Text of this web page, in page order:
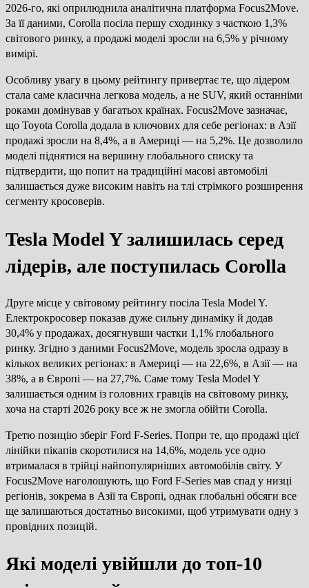
2026-го, які оприлюднила аналітична платформа Focus2Move.
За її даними, Corolla посіла першу сходинку з часткою 1,3%
світового ринку, а продажі моделі зросли на 6,5% у річному
вимірі.
Особливу увагу в цьому рейтингу привертає те, що лідером
стала саме класична легкова модель, а не SUV, який останніми
роками домінував у багатьох країнах. Focus2Move зазначає,
що Toyota Corolla додала в ключових для себе регіонах: в Азії
продажі зросли на 8,4%, а в Америці — на 5,2%. Це дозволило
моделі піднятися на вершину глобального списку та
підтвердити, що попит на традиційні масові автомобілі
залишається дуже високим навіть на тлі стрімкого розширення
сегменту кросоверів.
Tesla Model Y залишилась серед
лідерів, але поступилась Corolla
Друге місце у світовому рейтингу посіла Tesla Model Y.
Електрокросовер показав дуже сильну динаміку й додав
30,4% у продажах, досягнувши частки 1,1% глобального
ринку. Згідно з даними Focus2Move, модель зросла одразу в
кількох великих регіонах: в Америці — на 22,6%, в Азії — на
38%, а в Європі — на 27,7%. Саме тому Tesla Model Y
залишається одним із головних гравців на світовому ринку,
хоча на старті 2026 року все ж не змогла обійти Corolla.
Третю позицію зберіг Ford F-Series. Попри те, що продажі цієї
лінійки пікапів скоротилися на 14,6%, модель усе одно
втрималася в трійці найпопулярніших автомобілів світу. У
Focus2Move наголошують, що Ford F-Series мав спад у низці
регіонів, зокрема в Азії та Європі, однак глобальні обсяги все
ще залишаються достатньо високими, щоб утримувати одну з
провідних позицій.
Які моделі увійшли до топ-10